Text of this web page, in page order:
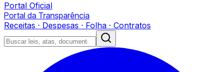
Portal Oficial
Portal da Transparência
Receitas · Despesas · Folha · Contratos